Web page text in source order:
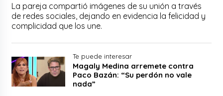
La pareja compartió imágenes de su unión a través
de redes sociales, dejando en evidencia la felicidad y
complicidad que los une.
Te puede interesar
Magaly Medina arremete contra
Paco Bazán: “Su perdón no vale
nada”